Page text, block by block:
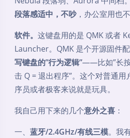
段落感适中，不吵，办公室用也
软件。 这键盘用的是 QMK 或者
Launcher。QMK 是个开源固件配
写键盘的”行为逻辑”——比如”长按
击 Q = 退出程序”。这个对普通
序员或者极客来说就是玩具。
我自己用下来的几个意外之喜 ：
一、 蓝牙/2.4GHz/有线三模。我